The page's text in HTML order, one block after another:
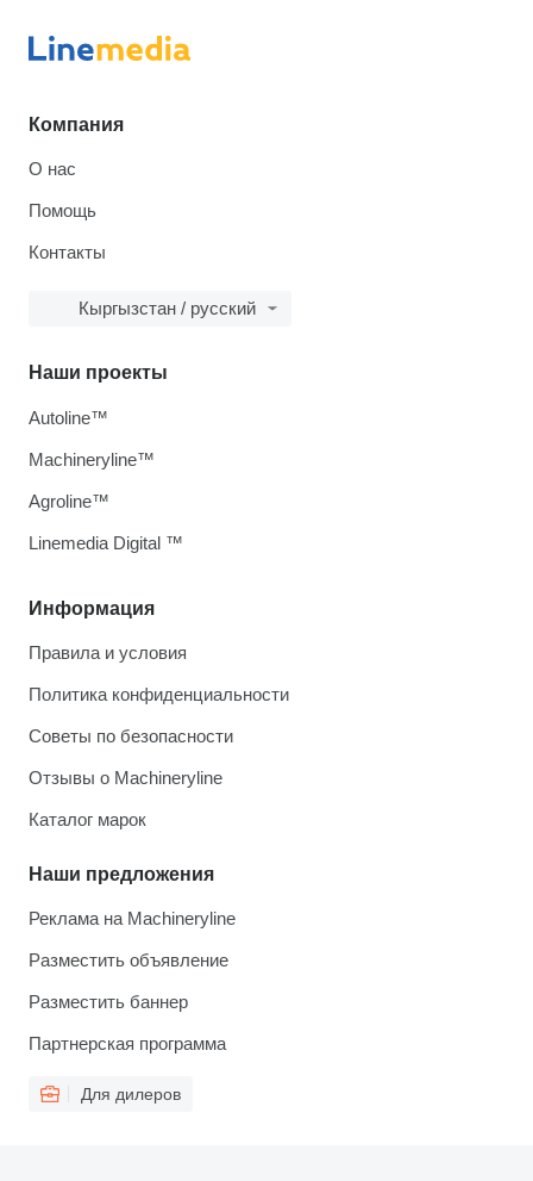
Компания
О нас
Помощь
Контакты
Кыргызстан / русский
Информация
Правила и условия
Политика конфиденциальности
Советы по безопасности
Отзывы о Machineryline
Каталог марок
Наши предложения
Реклама на Machineryline
Разместить объявление
Разместить баннер
Партнерская программа
Для дилеров
Наши проекты
Autoline™
Machineryline™
Agroline™
Linemedia Digital ™